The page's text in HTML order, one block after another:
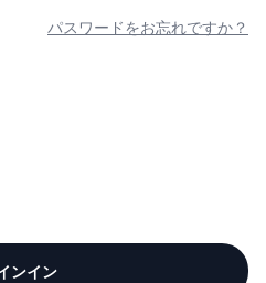
パスワードをお忘れですか？
ンイン